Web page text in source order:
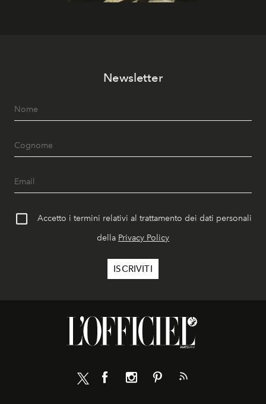
Newsletter
Accetto i termini relativi al trattamento dei dati personali
della Privacy Policy